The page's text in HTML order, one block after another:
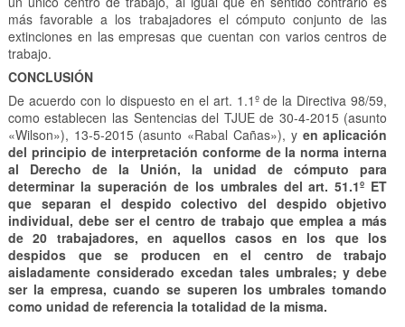
en aplicación del principio de interpretación conforme de la norma
interna al Derecho de la Unión, la unidad de cómputo para
determinar la superación de los umbrales del art. 51.1º ET que
separan el despido colectivo del despido objetivo individual, debe
ser el centro de trabajo que emplea a más de 20 trabajadores, en
aquellos casos en los que los despidos que se producen en el
centro de trabajo aisladamente considerado excedan tales
umbrales; y debe ser la empresa, cuando se superen los
umbrales tomando como unidad de referencia la totalidad de la
misma.
F
a
c
e
X Pi
nt
er
e
E
m
ail
C
o
m
p